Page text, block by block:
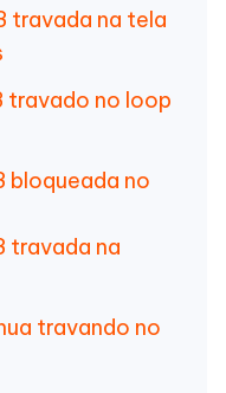
travada na tela
travado no loop
bloqueada no
travada na
travando no